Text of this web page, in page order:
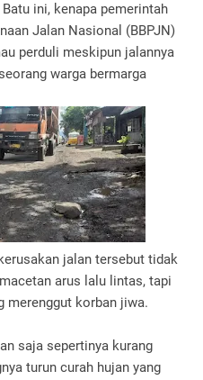
ini, kenapa pemerintah
Jalan Nasional (BBPJN)
perduli meskipun jalannya
warga bermarga
jalan tersebut tidak
arus lalu lintas, tapi
merenggut korban jiwa.
saja sepertinya kurang
turun curah hujan yang